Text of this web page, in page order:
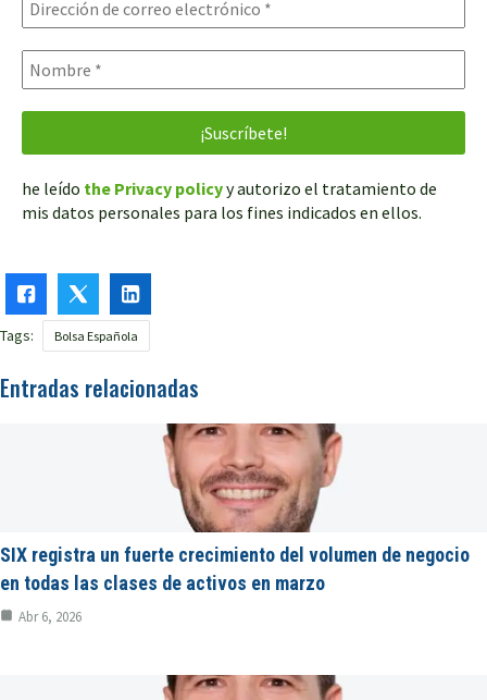
he leído the Privacy policyy autorizo el tratamiento de
mis datos personales para los fines indicados en ellos.
Tags: Bolsa Española
Entradas relacionadas
SIX registra un fuerte crecimiento del volumen de negocio
en todas las clases de activos en marzo
Abr 6, 2026